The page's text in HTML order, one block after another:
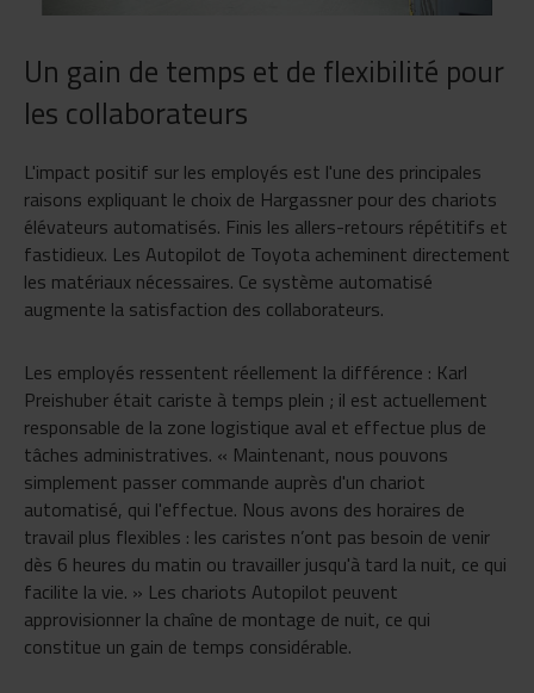
Un gain de temps et de flexibilité pour
les collaborateurs
L'impact positif sur les employés est l'une des principales
raisons expliquant le choix de Hargassner pour des chariots
élévateurs automatisés. Finis les allers-retours répétitifs et
fastidieux. Les Autopilot de Toyota acheminent directement
les matériaux nécessaires. Ce système automatisé
augmente la satisfaction des collaborateurs.
Les employés ressentent réellement la différence : Karl
Preishuber était cariste à temps plein ; il est actuellement
responsable de la zone logistique aval et effectue plus de
tâches administratives. « Maintenant, nous pouvons
simplement passer commande auprès d'un chariot
automatisé, qui l'effectue. Nous avons des horaires de
travail plus flexibles : les caristes n’ont pas besoin de venir
dès 6 heures du matin ou travailler jusqu'à tard la nuit, ce qui
facilite la vie. » Les chariots Autopilot peuvent
approvisionner la chaîne de montage de nuit, ce qui
constitue un gain de temps considérable.